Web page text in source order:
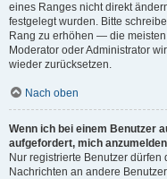
eines Ranges nicht direkt
festgelegt wurden. Bitte
Rang zu erhöhen — die
Moderator oder Administrator
wieder zurücksetzen.
Nach oben
Wenn ich bei einem Benutzer
aufgefordert, mich
Nur registrierte Benutzer
Nachrichten an andere